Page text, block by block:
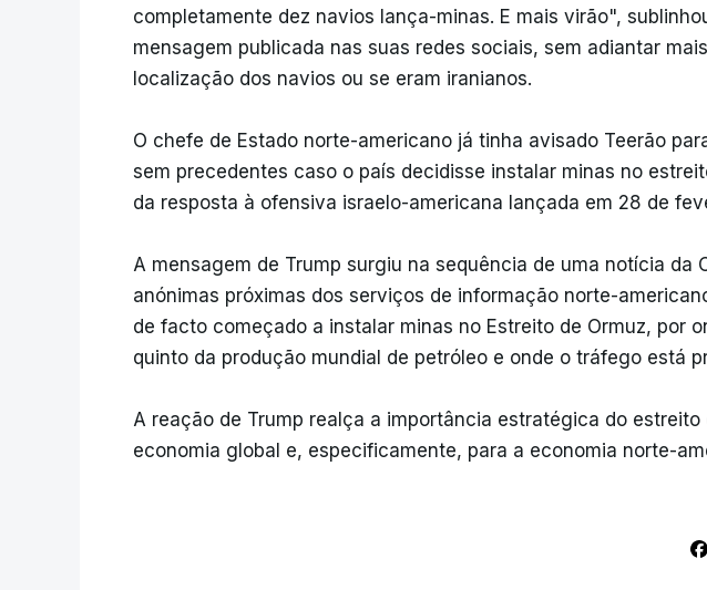
completamente dez navios lança-minas. E mais virão",
mensagem publicada nas suas redes sociais, sem adiantar
localização dos navios ou se eram iranianos.
O chefe de Estado norte-americano já tinha avisado Teerão
sem precedentes caso o país decidisse instalar minas no
da resposta à ofensiva israelo-americana lançada em 28 de
A mensagem de Trump surgiu na sequência de uma notícia da
anónimas próximas dos serviços de informação norte-
de facto começado a instalar minas no Estreito de Ormuz, por
quinto da produção mundial de petróleo e onde o tráfego está
A reação de Trump realça a importância estratégica do estreito
economia global e, especificamente, para a economia norte-